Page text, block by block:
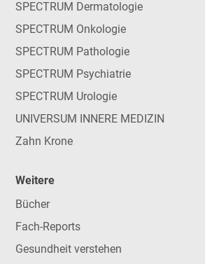
SPECTRUM Dermatologie
SPECTRUM Onkologie
SPECTRUM Pathologie
SPECTRUM Psychiatrie
SPECTRUM Urologie
UNIVERSUM INNERE MEDIZIN
Zahn Krone
Weitere
Bücher
Fach-Reports
Gesundheit verstehen